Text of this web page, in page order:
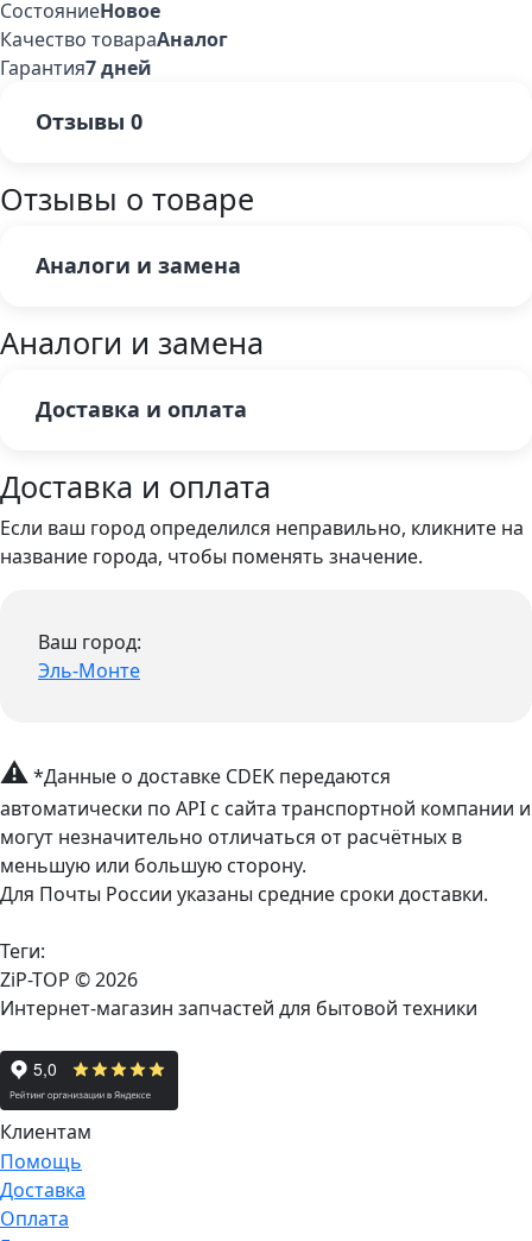
СостояниеНовое
Качество товараАналог
Гарантия7 дней
Отзывы 0
Отзывы о товаре
Аналоги и замена
Аналоги и замена
Доставка и оплата
Доставка и оплата
Если ваш город определился неправильно, кликните на
название города, чтобы поменять значение.
Ваш город:
Эль-Монте
⚠*Данные о доставке CDEK передаются
автоматически по API с сайта транспортной компании и
могут незначительно отличаться от расчётных в
меньшую или большую сторону.
Для Почты России указаны средние сроки доставки.
Теги:
ZiP-TOP © 2026
Интернет-магазин запчастей для бытовой техники
Клиентам
Помощь
Доставка
Оплата